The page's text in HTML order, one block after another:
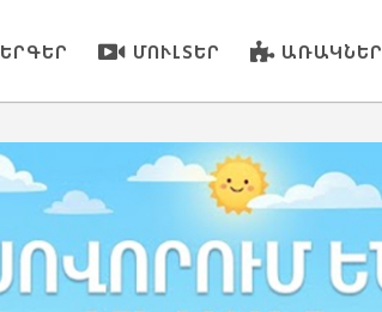
ԵՐԳԵՐ ՄՈՒԼՏԵՐ ԱՌԱԿՆԵՐ